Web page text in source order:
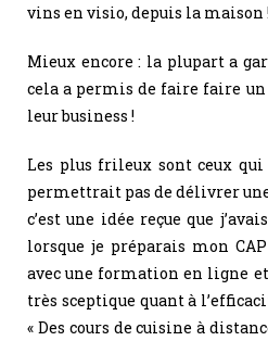
vins en visio, depuis la maison
Mieux encore : la plupart a
cela a permis de faire faire
leur business !
Les plus frileux sont ceux
permettrait pas de délivrer
c’est une idée reçue que
lorsque je préparais mon
avec une formation en ligne
très sceptique quant à
« Des cours de cuisine à